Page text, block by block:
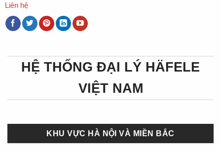
Liên hệ
HỆ THỐNG ĐẠI LÝ HÄFELE
VIỆT NAM
KHU VỰC HÀ NỘI VÀ MIỀN BẮC